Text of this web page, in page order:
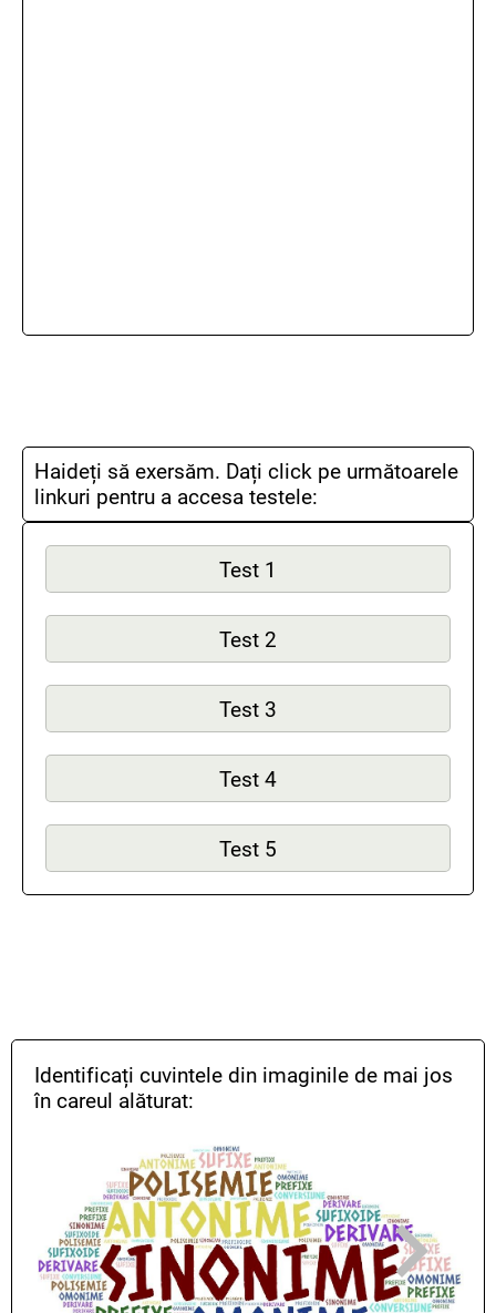
Haideți să exersăm. Dați click pe următoarele
linkuri pentru a accesa testele:
Test 1
Test 2
Test 3
Test 4
Test 5
Identificați cuvintele din imaginile de mai jos
în careul alăturat: